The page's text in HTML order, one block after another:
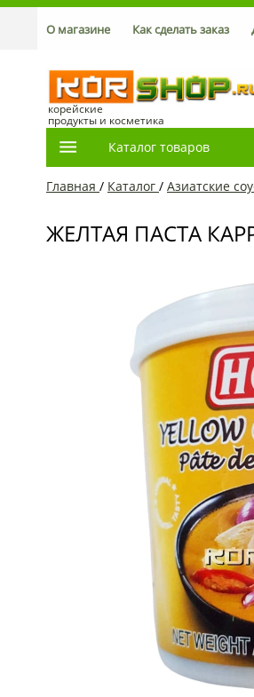
О магазине Как сделать заказ
корейские
продукты и косметика
Каталог товаров
Главная / Каталог / Азиатские
ЖЕЛТАЯ ПАСТА